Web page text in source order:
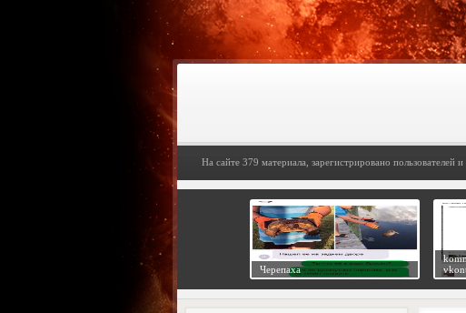
На сайте 379 материала, зарегистрировано пользователей
Черепаха